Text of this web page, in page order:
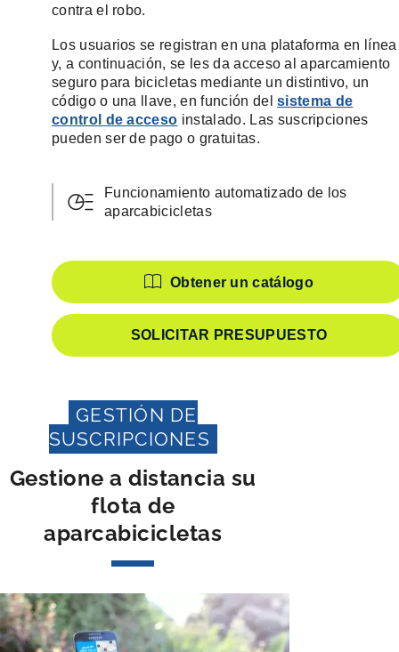
contra el robo.
Los usuarios se registran en una plataforma en línea
y, a continuación, se les da acceso al aparcamiento
seguro para bicicletas mediante un distintivo, un
código o una llave, en función delsistema de
control de acceso instalado. Las suscripciones
pueden ser de pago o gratuitas.
Funcionamiento automatizado de los
aparcabicicletas
Características
Obtener un catálogo
SOLICITAR PRESUPUESTO
GESTIÓN DE
SUSCRIPCIONES
Gestione a distancia su
flota de
aparcabicicletas